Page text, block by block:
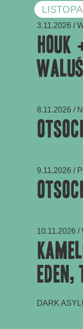
3.11.2026 /
HOUK
8.11.2026 /
9.11.2026 /
10.11.2026 /
DARK